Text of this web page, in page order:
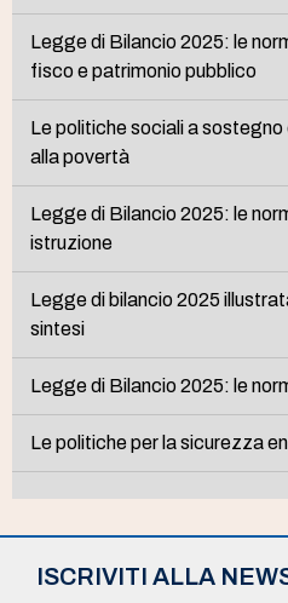
Legge di Bilancio 2025: le
fisco e patrimonio pubblico
Le politiche sociali a
alla povertà
Legge di Bilancio 2025: le
istruzione
Legge di bilancio 2025
sintesi
Legge di Bilancio 2025: le
Le politiche per la sicurezza
ISCRIVITI ALLA